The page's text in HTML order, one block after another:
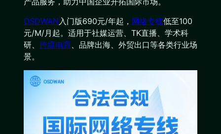
OSDWAN入门版690元/年起， 网络专线低至100
元/M/月起。适用于社媒运营、TK直播、学术科
研、 跨境电商、品牌出海、外贸出口等各类行业场
景。